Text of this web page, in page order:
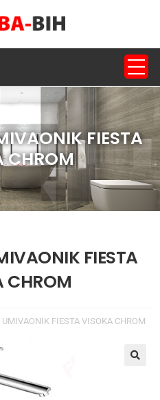
FIESTA
CHROM
FIESTA
CHROM
FIESTA VISOKA CHROM